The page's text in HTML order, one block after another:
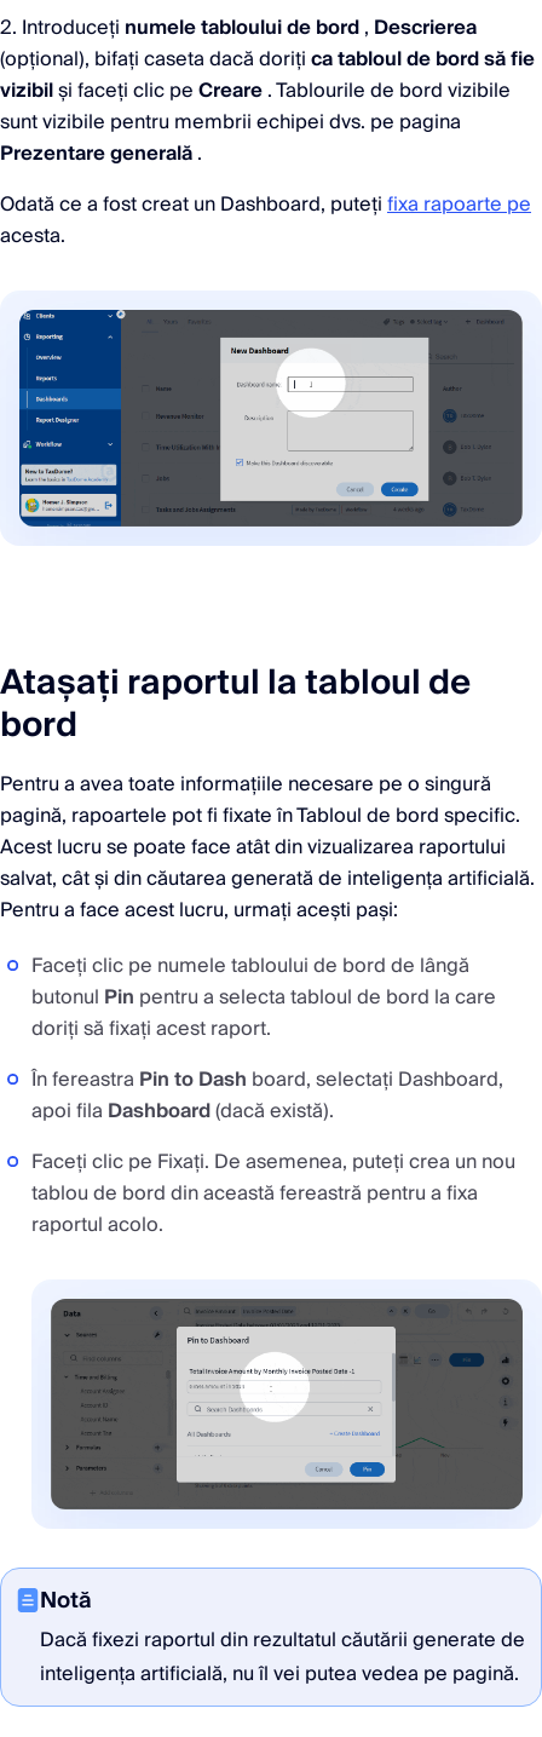
2. Introduceți numele tabloului de bord, Descrierea
(opțional), bifați caseta dacă dorițica tabloul de bord să fie
vizibilși faceți clic peCreare. Tablourile de bord vizibile
sunt vizibile pentru membrii echipei dvs. pe pagina
Prezentare generală.
Odată ce a fost creat un Dashboard, putețifixa rapoarte pe
acesta.
Atașați raportul la tabloul de
bord
Pentru a avea toate informațiile necesare pe o singură
pagină, rapoartele pot fi fixate în Tabloul de bord specific.
Acest lucru se poate face atât din vizualizarea raportului
salvat, cât și din căutarea generată de inteligența artificială.
Pentru a face acest lucru, urmați acești pași:
Faceți clic pe numele tabloului de bord de lângă
butonul Pin pentru a selecta tabloul de bord la care
doriți să fixați acest raport.
În fereastra Pin to Dash board, selectați Dashboard,
apoi fila Dashboard(dacă există).
Faceți clic pe Fixați. De asemenea, puteți crea un nou
tablou de bord din această fereastră pentru a fixa
raportul acolo.
Notă
Dacă fixezi raportul din rezultatul căutării generate de
inteligența artificială, nu îl vei putea vedea pe pagină.